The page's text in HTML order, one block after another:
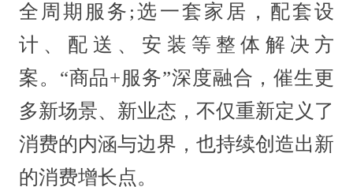
全周期服务;选一套家居，配套设
计、配送、安装等整体解决方
案。“商品+服务”深度融合，催生更
多新场景、新业态，不仅重新定义了
消费的内涵与边界，也持续创造出新
的消费增长点。